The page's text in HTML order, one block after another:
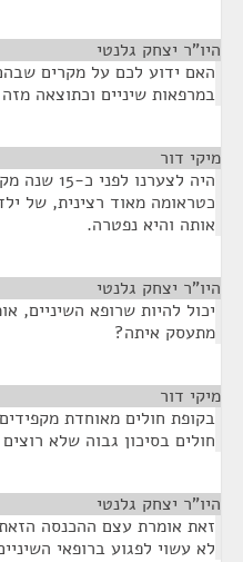
היו"ר יצחק גלנטי
האם ידוע לכם על מקרים
במרפאות שיניים וכתוצאה
מיקי דור
היה
כטראומה מאוד רצינית, של
אותה והיא נפטרה.
היו"ר יצחק גלנטי
יכול להיות שרופא השיניים,
מתעסק איתה?
מיקי דור
בקופת חולים מאוחדת
חולים בסיכון גבוה שלא
היו"ר יצחק גלנטי
זאת אומרת עצם ההכנסה
לא עשוי לפגוע ברופאי